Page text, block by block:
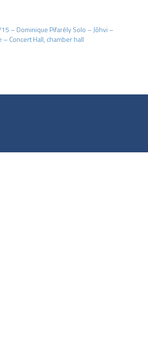
– Dominique Pifarély Solo – Jõhvi –
– Concert Hall, chamber hall